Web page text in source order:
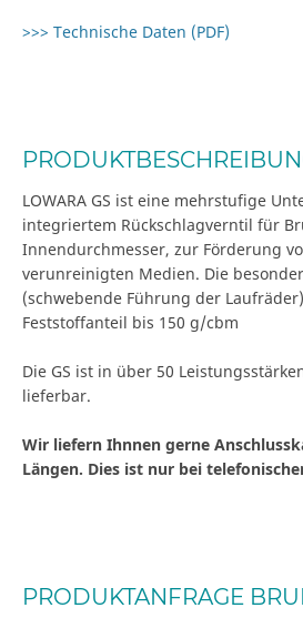
>>> Technische Daten (PDF)
LOWARA GS ist eine mehrstufige
integriertem Rückschlagverntil für
Innendurchmesser, zur Förderung
verunreinigten Medien. Die
(schwebende Führung der
Feststoffanteil bis 150 g/cbm
Die GS ist in über 50
lieferbar.
Wir liefern Ihnnen gerne
Längen. Dies ist nur bei
PRODUKTANFRAGE